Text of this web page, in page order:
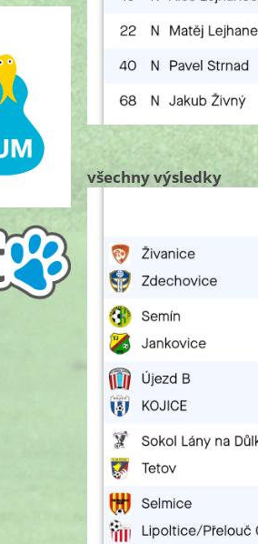
všechny výsledky